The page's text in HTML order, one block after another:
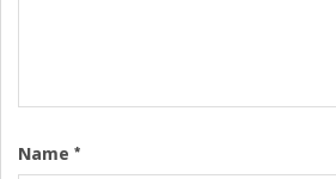
Name *